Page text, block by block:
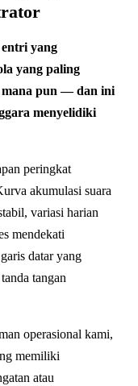
yang
yang paling
mana pun — dan ini
menyelidiki
peringkat
akumulasi suara
variasi harian
mendekati
datar yang
tangan
operasional kami,
memiliki
atau